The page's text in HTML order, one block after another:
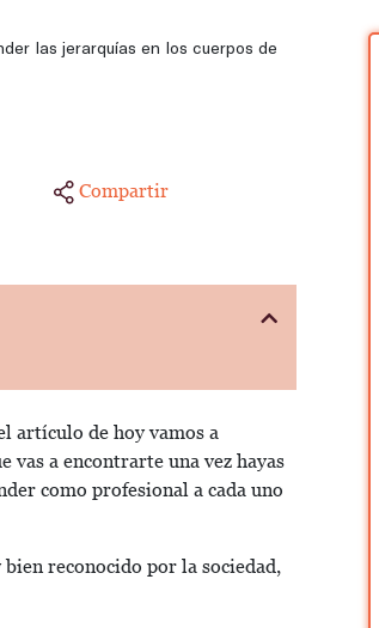
las jerarquías en los cuerpos de
Compartir
artículo de hoy vamos a
vas a encontrarte una vez hayas
como profesional a cada uno
reconocido por la sociedad,